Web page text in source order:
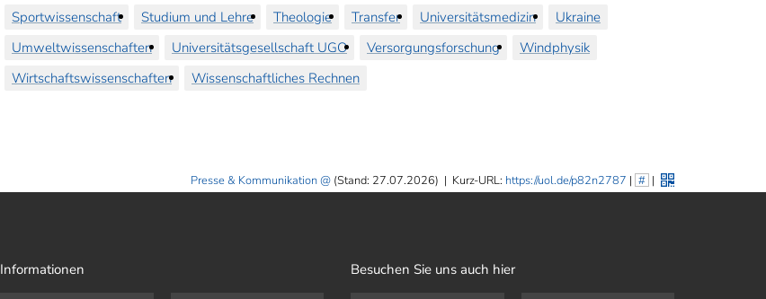
Sportwissenschaft
Studium und Lehre Theologie Transfer Universitätsmedizin
Ukraine
Umweltwissenschaften
Universitätsgesellschaft UGO Versorgungsforschung
Windphysik
Wirtschaftswissenschaften
Wissenschaftliches Rechnen
Presse & Kommunikation (Stand: 27.07.2026) | Kurz-URL: https://uol.de/p82n2787 | # |
Informationen Besuchen Sie uns auch hier